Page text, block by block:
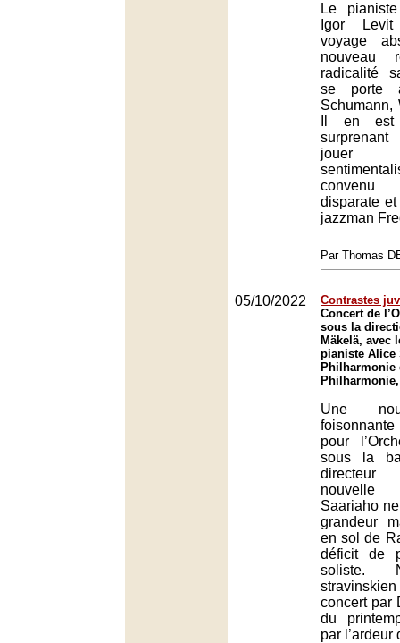
Le
Igor
voyage
nouveau
radicalité
se porte
Schumann,
Il en est
jouer
disparate
jazzman
Par Thomas
05/10/2022
Contrastes
Concert de
sous la
Mäkelä, avec
pianiste Alice
Philharmonie
Une
pour
sous la
Saariaho
grandeur
en sol de
déficit de
soliste.
concert par
du
par l’ardeur